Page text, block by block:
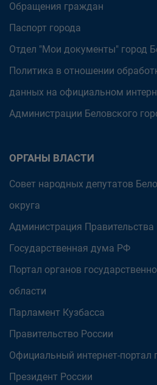
Обращения граждан
Паспорт города
Отдел "Мои документы" город
Политика в отношении
данных на официальном
Администрации Беловского
ОРГАНЫ ВЛАСТИ
Совет народных депутатов
округа
Администрация Правительства
Государственная дума РФ
Портал органов
области
Парламент Кузбасса
Правительство России
Официальный интернет-
Президент России